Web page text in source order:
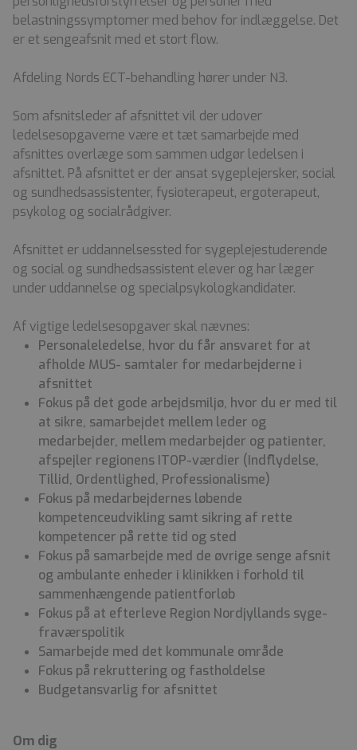
belastningssymptomer med behov for indlæggelse. Det
er et sengeafsnit med et stort flow.
Afdeling Nords ECT-behandling hører under N3.
Som afsnitsleder af afsnittet vil der udover
ledelsesopgaverne være et tæt samarbejde med
afsnittes overlæge som sammen udgør ledelsen i
afsnittet. På afsnittet er der ansat sygeplejersker, social
og sundhedsassistenter, fysioterapeut, ergoterapeut,
psykolog og socialrådgiver.
Afsnittet er uddannelsessted for sygeplejestuderende
og social og sundhedsassistent elever og har læger
under uddannelse og specialpsykologkandidater.
Af vigtige ledelsesopgaver skal nævnes:
Personaleledelse, hvor du får ansvaret for at
afholde MUS- samtaler for medarbejderne i
afsnittet
Fokus på det gode arbejdsmiljø, hvor du er med til
at sikre, samarbejdet mellem leder og
medarbejder, mellem medarbejder og patienter,
afspejler regionens ITOP-værdier (Indflydelse,
Tillid, Ordentlighed, Professionalisme)
Fokus på medarbejdernes løbende
kompetenceudvikling samt sikring af rette
kompetencer på rette tid og sted
Fokus på samarbejde med de øvrige senge afsnit
og ambulante enheder i klinikken i forhold til
sammenhængende patientforløb
Fokus på at efterleve Region Nordjyllands syge-
fraværspolitik
Samarbejde med det kommunale område
Fokus på rekruttering og fastholdelse
Budgetansvarlig for afsnittet
Om dig